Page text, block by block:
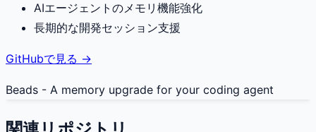
AIエージェントのメモリ機能強化
長期的な開発セッション支援
GitHubで見る →
Beads - A memory upgrade for your coding agent